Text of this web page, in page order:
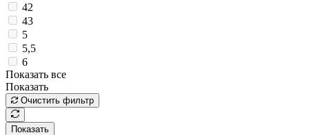
42
43
5
5,5
6
Показать все
Показать
Очистить фильтр
Показать